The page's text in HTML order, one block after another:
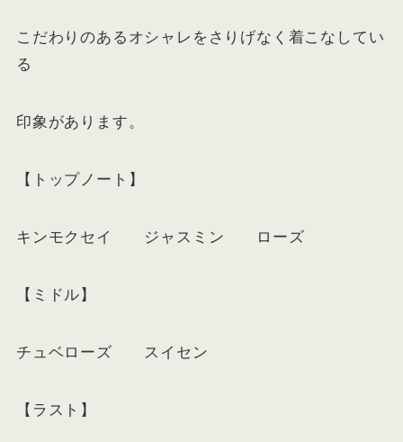
こだわりのあるオシャレをさりげなく着こなしてい
る
印象があります。
【トップノート】
キンモクセイ ジャスミン ローズ
【ミドル】
チュベローズ スイセン
【ラスト】